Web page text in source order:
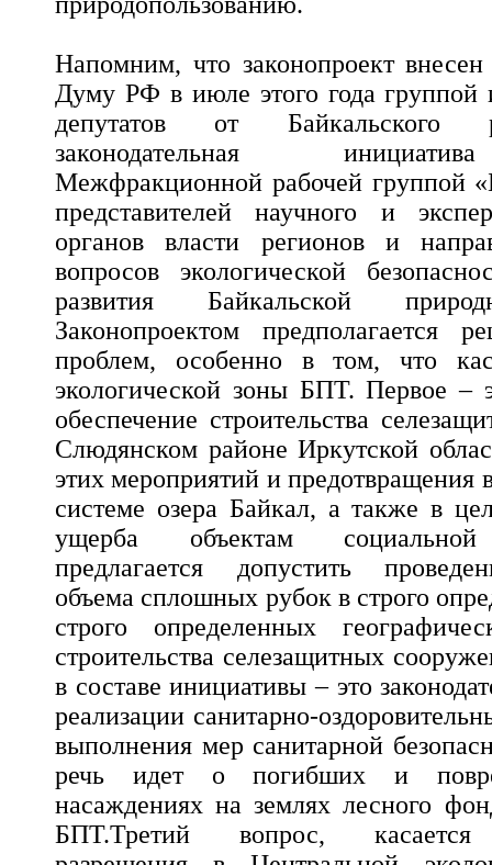
Напомним, что законопроект
Думу РФ в июле этого года группой
депутатов от Байкальского
законодательная
Межфракционной рабочей группой
представителей научного и
органов власти регионов и
вопросов экологической
развития Байкальской
Законопроектом предполагается
проблем, особенно в том, что
экологической зоны БПТ. Первое –
обеспечение строительства
Слюдянском районе Иркутской
этих мероприятий и предотвращения
системе озера Байкал, а также в
ущерба объектам социальной
предлагается допустить
объема сплошных рубок в строго
строго определенных
строительства селезащитных
в составе инициативы – это
реализации санитарно-
выполнения мер санитарной
речь идет о погибших и
насаждениях на землях лесного
БПТ.Третий вопрос, касается